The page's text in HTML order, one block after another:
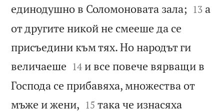
единодушно в Соломоновата зала; 

13 а
от другите никой не смееше да се
присъедини към тях. Но народът ги
величаеше 

14 и все повече вярващи в
Господа се прибавяха, множества от
мъже и жени, 

15 така че изнасяха